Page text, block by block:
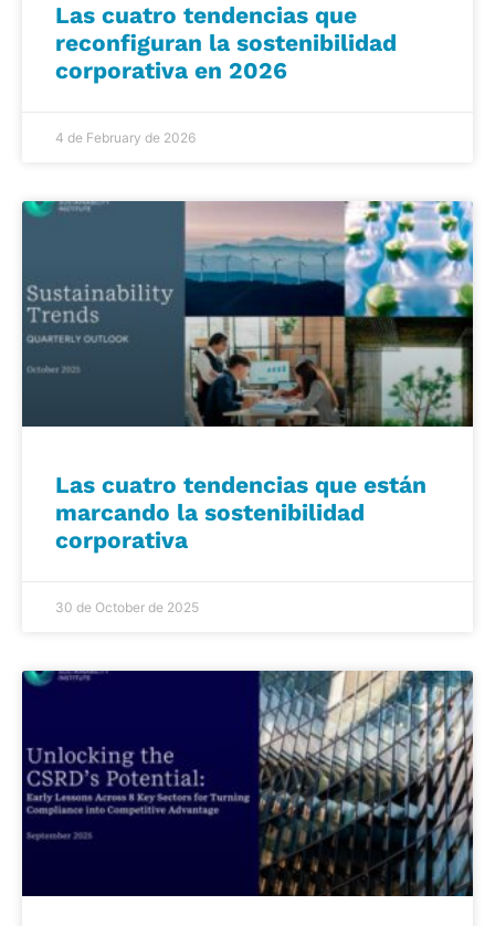
Las cuatro tendencias que
reconfiguran la sostenibilidad
corporativa en 2026
4 de February de 2026
Las cuatro tendencias que están
marcando la sostenibilidad
corporativa
30 de October de 2025